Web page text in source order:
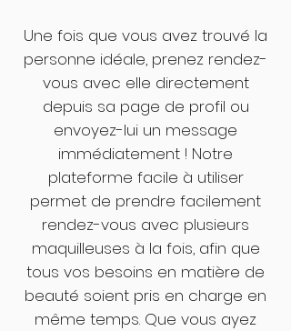
Une fois que vous avez trouvé la
personne idéale, prenez rendez-
vous avec elle directement
depuis sa page de profil ou
envoyez-lui un message
immédiatement ! Notre
plateforme facile à utiliser
permet de prendre facilement
rendez-vous avec plusieurs
maquilleuses à la fois, afin que
tous vos besoins en matière de
beauté soient pris en charge en
même temps. Que vous ayez